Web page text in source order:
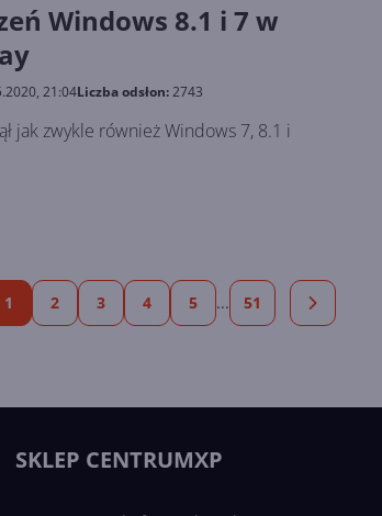
Windows 8.1 i 7 w
21:04Liczba odsłon:2743
jak zwykle również Windows 7, 8.1 i
1 2 3 4 5 ... 51
SKLEP CENTRUMXP